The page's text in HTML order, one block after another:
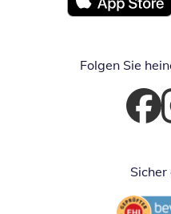
Öffnet in neuem
Folgen Sie
Öffnet